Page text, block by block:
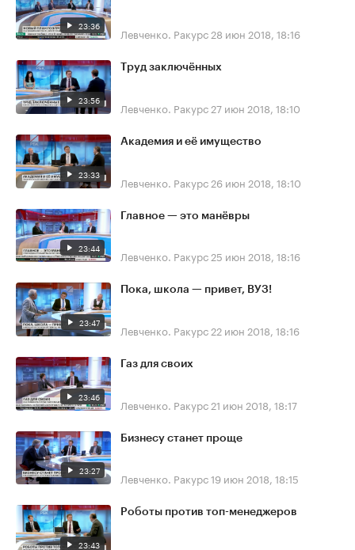
23:36 Левченко. Ракурс 28 июн 2018, 18:16
23:56
Труд заключённых
Левченко. Ракурс 27 июн 2018, 18:10
23:33
Академия и её имущество
Левченко. Ракурс 26 июн 2018, 18:10
23:44
Главное — это манёвры
Левченко. Ракурс 25 июн 2018, 18:16
23:47
Пока, школа — привет, ВУЗ!
Левченко. Ракурс 22 июн 2018, 18:16
23:46
Газ для своих
Левченко. Ракурс 21 июн 2018, 18:17
23:27
Бизнесу станет проще
Левченко. Ракурс19 июн 2018, 18:15
23:43
Роботы против топ-менеджеров